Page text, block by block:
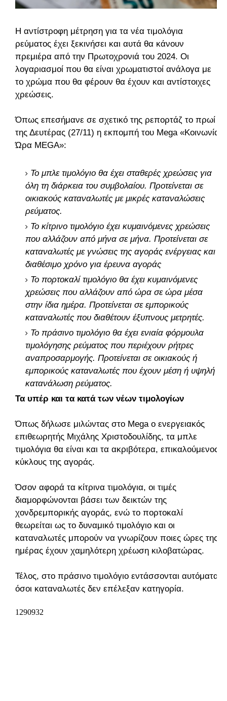
Η αντίστροφη μέτρηση για τα νέα τιμολόγια
ρεύματος έχει ξεκινήσει και αυτά θα κάνουν
πρεμιέρα από την Πρωτοχρονιά του 2024. Οι
λογαριασμοί που θα είναι χρωματιστοί ανάλογα με
το χρώμα που θα φέρουν θα έχουν και αντίστοιχες
χρεώσεις.
Όπως επεσήμανε σε σχετικό της ρεπορτάζ το πρωί
της Δευτέρας (27/11) η εκπομπή του Mega «Κοινωνία
Ώρα MEGA»:
Το μπλε τιμολόγιο θα έχει σταθερές χρεώσεις για
όλη τη διάρκεια του συμβολαίου. Προτείνεται σε
οικιακούς καταναλωτές με μικρές καταναλώσεις
ρεύματος.
Το κίτρινο τιμολόγιο έχει κυμαινόμενες χρεώσεις
που αλλάζουν από μήνα σε μήνα. Προτείνεται σε
καταναλωτές με γνώσεις της αγοράς ενέργειας και
διαθέσιμο χρόνο για έρευνα αγοράς
Το πορτοκαλί τιμολόγιο θα έχει κυμαινόμενες
χρεώσεις που αλλάζουν από ώρα σε ώρα μέσα
στην ίδια ημέρα. Προτείνεται σε εμπορικούς
καταναλωτές που διαθέτουν έξυπνους μετρητές.
Το πράσινο τιμολόγιο θα έχει ενιαία φόρμουλα
τιμολόγησης ρεύματος που περιέχουν ρήτρες
αναπροσαρμογής. Προτείνεται σε οικιακούς ή
εμπορικούς καταναλωτές που έχουν μέση ή υψηλή
κατανάλωση ρεύματος.
Τα υπέρ και τα κατά των νέων τιμολογίων
Όπως δήλωσε μιλώντας στο Mega ο ενεργειακός
επιθεωρητής Μιχάλης Χριστοδουλίδης, τα μπλε
τιμολόγια θα είναι και τα ακριβότερα, επικαλούμενος
κύκλους της αγοράς.
Όσον αφορά τα κίτρινα τιμολόγια, οι τιμές
διαμορφώνονται βάσει των δεικτών της
χονδρεμπορικής αγοράς, ενώ το πορτοκαλί
θεωρείται ως το δυναμικό τιμολόγιο και οι
καταναλωτές μπορούν να γνωρίζουν ποιες ώρες της
ημέρας έχουν χαμηλότερη χρέωση κιλοβατώρας.
Τέλος, στο πράσινο τιμολόγιο εντάσσονται αυτόματα
όσοι καταναλωτές δεν επέλεξαν κατηγορία.